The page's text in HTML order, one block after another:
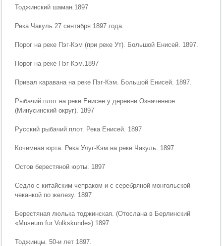
Тоджинский шаман.1897
Река Чакуль 27 сентября 1897 года.
Порог на реке Пэг-Кэм (при реке Ут). Большой Енисей. 1897.
Порог на реке Пэг-Кэм.1897
Привал каравана на реке Пэг-Кэм. Большой Енисей. 1897.
Рыбачий плот на реке Енисее у деревни Означенное
(Минусинский округ). 1897
Русский рыбачий плот. Река Енисей. 1897
Кочемная юрта. Река Улуг-Кэм на реке Чакуль. 1897
Остов берестяной юрты. 1897
Седло с китайским чепраком и с серебряной монгольской
чеканкой по железу. 1897
Берестяная люлька тоджинская. (Отослана в Берлинский
«Museum fur Volkskunde») 1897
Тоджинцы. 50-и лет 1897.